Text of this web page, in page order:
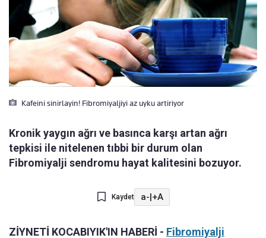
Kafeini sinirlayin! Fibromiyaljiyi az uyku artiriyor
Kronik yaygın ağrı ve basınca karşı artan ağrı
tepkisi ile nitelenen tıbbi bir durum olan
Fibromiyalji sendromu hayat kalitesini bozuyor.
Kaydet a-|+A
ZİYNETİ KOCABIYIK'IN HABERİ - Fibromiyalji